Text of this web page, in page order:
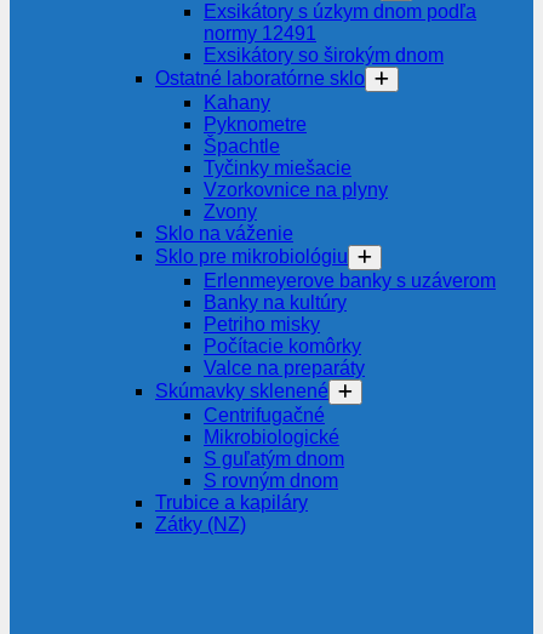
Exsikátory s úzkym dnom podľa
normy 12491
Exsikátory so širokým dnom
Ostatné laboratórne sklo
Kahany
Pyknometre
Špachtle
Tyčinky miešacie
Vzorkovnice na plyny
Zvony
Sklo na váženie
Sklo pre mikrobiológiu
Erlenmeyerove banky s uzáverom
Banky na kultúry
Petriho misky
Počítacie komôrky
Valce na preparáty
Skúmavky sklenené
Centrifugačné
Mikrobiologické
S guľatým dnom
S rovným dnom
Trubice a kapiláry
Zátky (NZ)